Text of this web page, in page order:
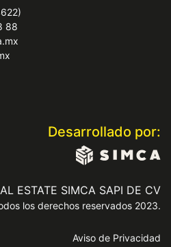
88
Desarrollado por:
ESTATE SIMCA SAPI DE CV
los derechos reservados 2023.
Aviso de Privacidad